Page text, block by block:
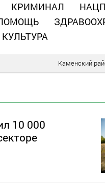
КРИМИНАЛ
КУЛЬТУРА
Каменский
10 000